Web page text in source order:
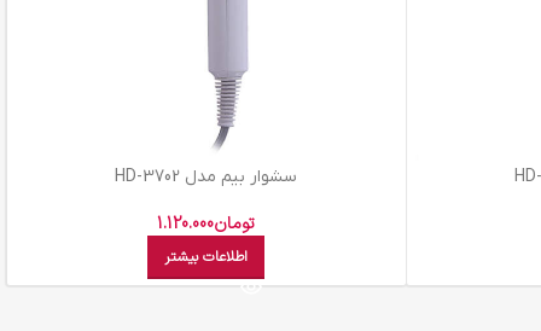
سشوار بيم مدل HD-3702
تومان1.120.000
اطلاعات بیشتر